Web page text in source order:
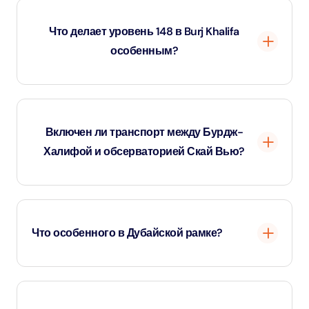
Что делает уровень 148 в Burj Khalifa
особенным?
На уровне 148 находится самая высокая в мире
роскошным лаунжем и индивидуальным
обслуживанием.
Включен ли транспорт между Бурдж-
Халифой и обсерваторией Скай Вью?
Нет, гостям необходимо самостоятельно организовать
проведения мероприятия.
Что особенного в Дубайской рамке?
Dubai Frame - это культовое сооружение, с которого